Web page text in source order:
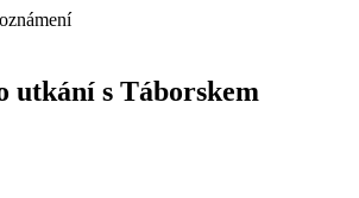
utkání s Táborskem